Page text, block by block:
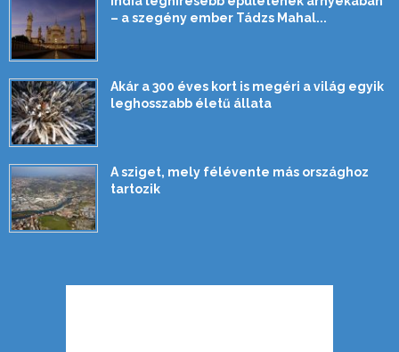
– a szegény ember Tádzs Mahal...
Akár a 300 éves kort is megéri a világ egyik
leghosszabb életű állata
A sziget, mely félévente más országhoz
tartozik